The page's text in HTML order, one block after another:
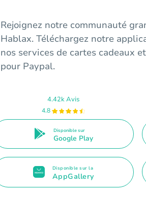
Rejoignez notre communauté
Hablax. Téléchargez notre
nos services de cartes cadeaux
pour Paypal.
4.42k Avis
4.8
Disponible sur
Google Play
Disponible sur la
AppGallery